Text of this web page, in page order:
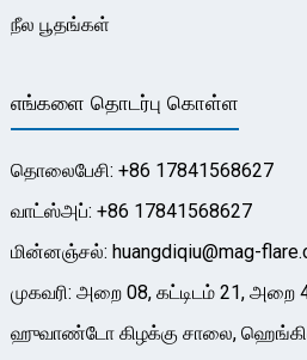
நீல பூதங்கள்
எங்களை தொடர்பு கொள்ள
தொலைபேசி: +86 17841568627
வாட்ஸ்அப்: +86 17841568627
மின்னஞ்சல்: huangdiqiu@mag-
முகவரி: அறை 08, கட்டிடம் 21, அறை
ஹுவாண்டோ கிழக்கு சாலை,